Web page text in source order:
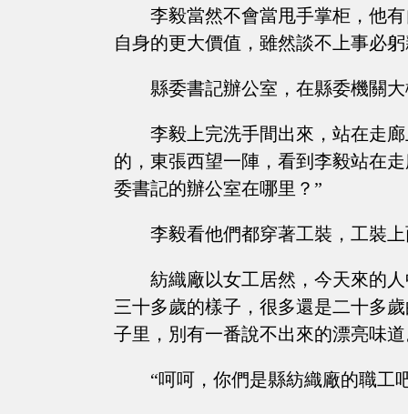
李毅當然不會當甩手掌柜，他
自身的更大價值，雖然談不上事必
縣委書記辦公室，在縣委機關
李毅上完洗手間出來，站在走
的，東張西望一陣，看到李毅站在
委書記的辦公室在哪里？”
李毅看他們都穿著工裝，工裝
紡織廠以女工居然，今天來的
三十多歲的樣子，很多還是二十多
子里，別有一番說不出來的漂亮味
“呵呵，你們是縣紡織廠的職工